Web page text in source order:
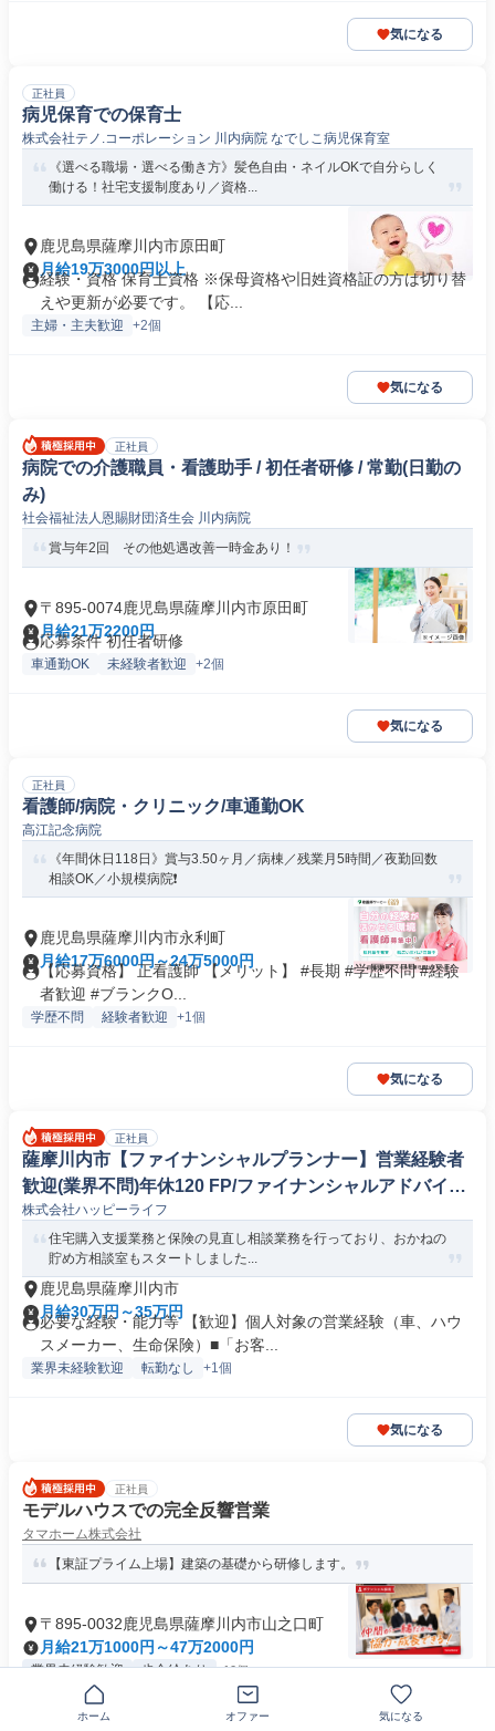
気になる
正社員
病児保育での保育士
株式会社テノ.コーポレーション 川内病院 なでしこ病児保育室
《選べる職場・選べる働き方》髪色自由・ネイルOKで自分らしく
働ける！社宅支援制度あり／資格...
鹿児島県薩摩川内市原田町
月給19万3000円以上
経験・資格 保育士資格 ※保母資格や旧姓資格証の方は切り替
えや更新が必要です。 【応...
主婦・主夫歓迎 +2個
気になる
正社員
病院での介護職員・看護助手 / 初任者研修 / 常勤(日勤の
み)
社会福祉法人恩賜財団済生会 川内病院
賞与年2回 その他処遇改善一時金あり！
〒895-0074鹿児島県薩摩川内市原田町
月給21万2200円
応募条件 初任者研修
車通勤OK 未経験者歓迎 +2個
気になる
正社員
看護師/病院・クリニック/車通勤OK
高江記念病院
《年間休日118日》賞与3.50ヶ月／病棟／残業月5時間／夜勤回数
相談OK／小規模病院❗️
鹿児島県薩摩川内市永利町
月給17万6000円～24万5000円
【応募資格】 正看護師 【メリット】 #長期 #学歴不問 #経験
者歓迎 #ブランクO...
学歴不問 経験者歓迎 +1個
気になる
正社員
薩摩川内市【ファイナンシャルプランナー】営業経験者
歓迎(業界不問)年休120 FP/ファイナンシャルアドバイザ
ー
株式会社ハッピーライフ
住宅購入支援業務と保険の見直し相談業務を行っており、おかねの
貯め方相談室もスタートしました...
鹿児島県薩摩川内市
月給30万円～35万円
必要な経験・能力等 【歓迎】個人対象の営業経験（車、ハウ
スメーカー、生命保険）■「お客...
業界未経験歓迎 転勤なし +1個
気になる
正社員
モデルハウスでの完全反響営業
タマホーム株式会社
【東証プライム上場】建築の基礎から研修します。
〒895-0032鹿児島県薩摩川内市山之口町
月給21万1000円～47万2000円
業界未経験歓迎 歩合給あり +10個
ホーム オファー 気になる